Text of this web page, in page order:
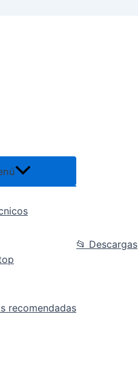
recomendadas
📂 Descargas